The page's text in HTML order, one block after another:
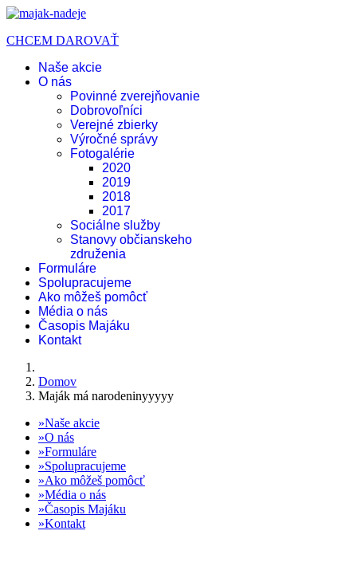
CHCEM DAROVAŤ
Naše akcie
O nás
Povinné zverejňovanie
Dobrovoľníci
Verejné zbierky
Výročné správy
Fotogalérie
2020
2019
2018
2017
Sociálne služby
Stanovy občianskeho
združenia
Formuláre
Spolupracujeme
Ako môžeš pomôcť
Média o nás
Časopis Majáku
Kontakt
Domov
Maják má narodeninyyyyy
Naše akcie
O nás
Formuláre
Spolupracujeme
Ako môžeš pomôcť
Média o nás
Časopis Majáku
Kontakt